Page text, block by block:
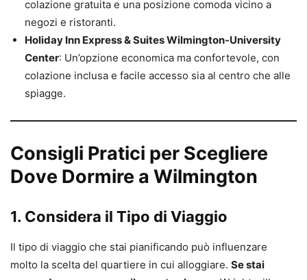
colazione gratuita e una posizione comoda vicino a
negozi e ristoranti.
Holiday Inn Express & Suites Wilmington-University
Center: Un’opzione economica ma confortevole, con
colazione inclusa e facile accesso sia al centro che alle
spiagge.
Consigli Pratici per Scegliere
Dove Dormire a Wilmington
1. Considera il Tipo di Viaggio
Il tipo di viaggio che stai pianificando può influenzare
molto la scelta del quartiere in cui alloggiare. Se stai